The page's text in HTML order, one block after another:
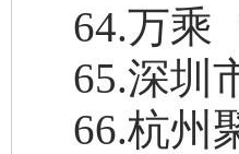
64.万乘
65.深圳
66.杭州